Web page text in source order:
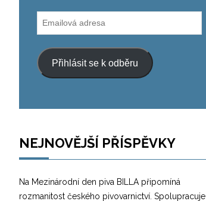
Emailová
adresa
Přihlásit se k odběru
NEJNOVĚJŠÍ PŘÍSPĚVKY
Na Mezinárodní den piva BILLA připomíná
rozmanitost českého pivovarnictví. Spolupracuje